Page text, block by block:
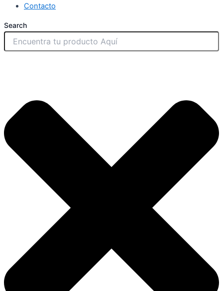
Contacto
Search